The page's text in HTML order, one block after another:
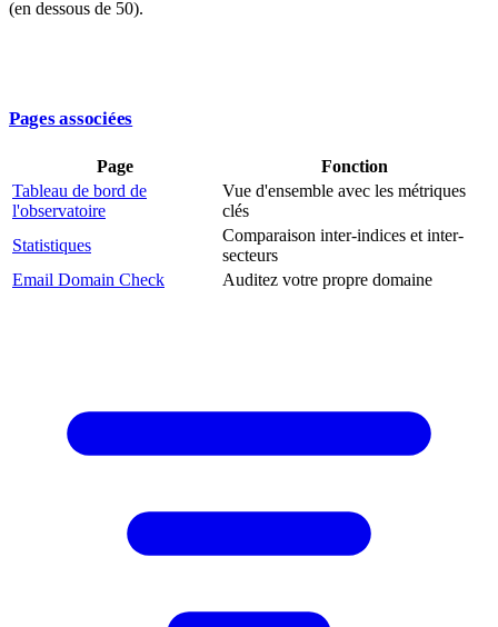
(en dessous de 50).
Pages associées
Page
Fonction
Tableau de bord de
l'observatoire
Vue d'ensemble avec les métriques
clés
Statistiques
Comparaison inter-indices et inter-
secteurs
Email Domain Check
Auditez votre propre domaine